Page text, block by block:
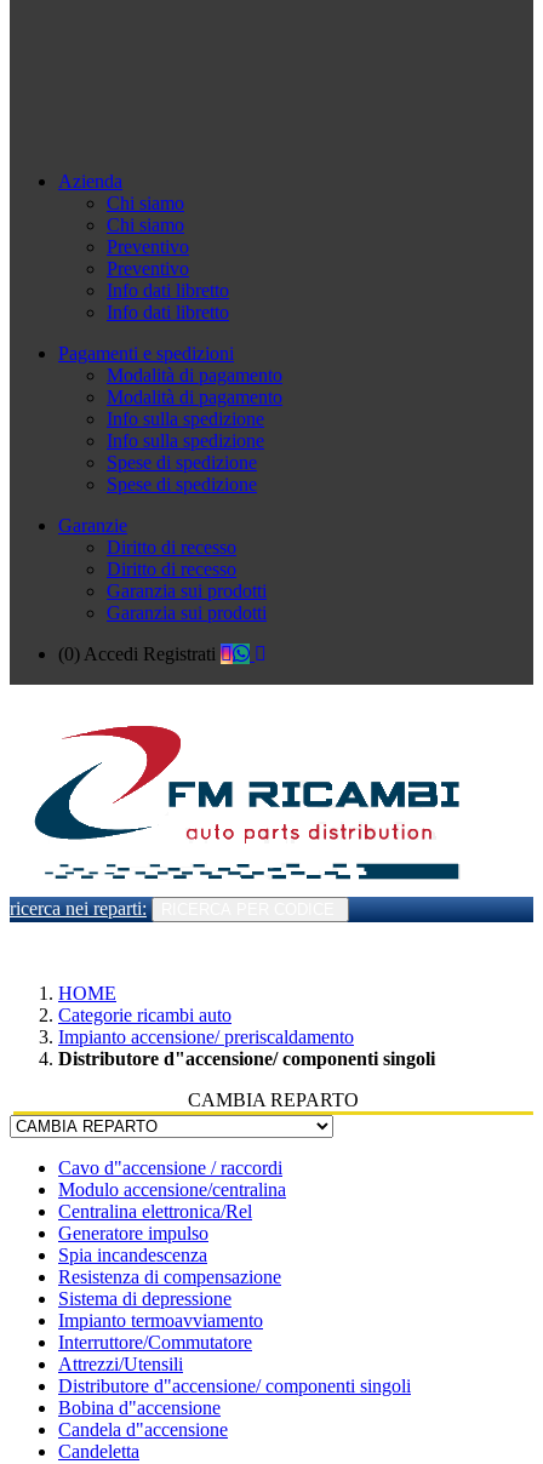
Azienda
Chi siamo
Chi siamo
Preventivo
Preventivo
Info dati libretto
Info dati libretto
Pagamenti e spedizioni
Modalità di pagamento
Modalità di pagamento
Info sulla spedizione
Info sulla spedizione
Spese di spedizione
Spese di spedizione
Garanzie
Diritto di recesso
Diritto di recesso
Garanzia sui prodotti
Garanzia sui prodotti
(0) Accedi Registrati
ricerca nei reparti:
HOME
Categorie ricambi auto
Impianto accensione/ preriscaldamento
Distributore d"accensione/ componenti singoli
CAMBIA REPARTO
Cavo d"accensione / raccordi
Modulo accensione/centralina
Centralina elettronica/Rel
Generatore impulso
Spia incandescenza
Resistenza di compensazione
Sistema di depressione
Impianto termoavviamento
Interruttore/Commutatore
Attrezzi/Utensili
Distributore d"accensione/ componenti singoli
Bobina d"accensione
Candela d"accensione
Candeletta